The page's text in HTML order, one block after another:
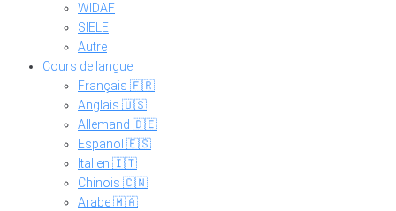
WIDAF
SIELE
Autre
Cours de langue
Français 🇫🇷
Anglais 🇺🇸
Allemand 🇩🇪
Espanol 🇪🇸
Italien 🇮🇹
Chinois 🇨🇳
Arabe 🇲🇦